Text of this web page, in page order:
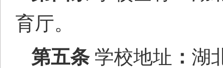
育厅。
第五条 学校地址 ： 湖